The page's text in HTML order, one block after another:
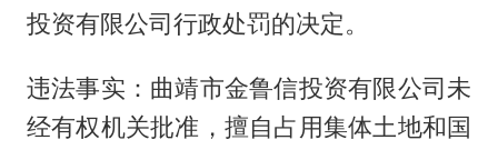
投资有限公司行政处罚的决定。
违法事实：曲靖市金鲁信投资有限公司未
经有权机关批准，擅自占用集体土地和国